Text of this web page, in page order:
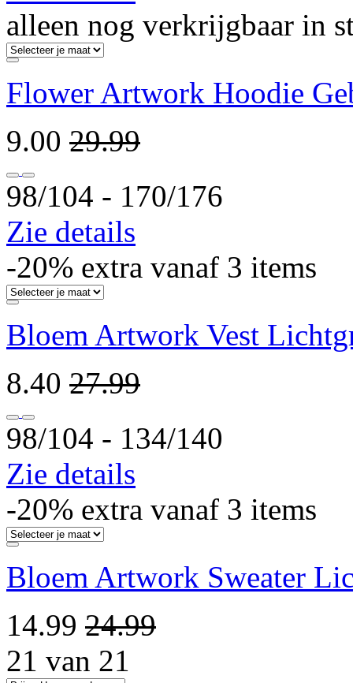
alleen nog verkrijgbaar in
Flower Artwork Hoodie
9.00 29.99
98/104 ‐ 170/176
Zie details
-20% extra vanaf 3 items
Bloem Artwork Vest
8.40 27.99
98/104 ‐ 134/140
Zie details
-20% extra vanaf 3 items
Bloem Artwork Sweater
14.99 24.99
21 van 21